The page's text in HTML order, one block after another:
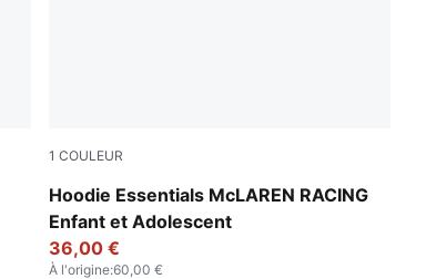
1 COULEUR
Hoodie Essentials McLAREN RACING
Enfant et Adolescent
Papaya
36,00 €
À l'origine:60,00 €